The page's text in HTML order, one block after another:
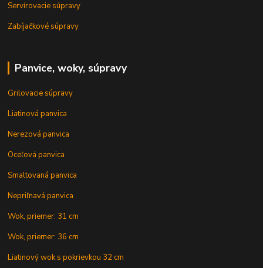
Servírovacie súpravy
Zabíjačkové súpravy
Panvice, woky, súpravy
Grilovacie súpravy
Liatinová panvica
Nerezová panvica
Oceľová panvica
Smaltovaná panvica
Nepriľnavá panvica
Wok, priemer: 31 cm
Wok, priemer: 36 cm
Liatinový wok s pokrievkou 32 cm